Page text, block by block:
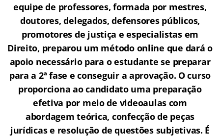
equipe de professores, formada por mestres,
doutores, delegados, defensores públicos,
promotores de justiça e especialistas em
Direito, preparou um método online que dará o
apoio necessário para o estudante se preparar
para a 2ª fase e conseguir a aprovação. O curso
proporciona ao candidato uma preparação
efetiva por meio de videoaulas com
abordagem teórica, confecção de peças
jurídicas e resolução de questões subjetivas. É